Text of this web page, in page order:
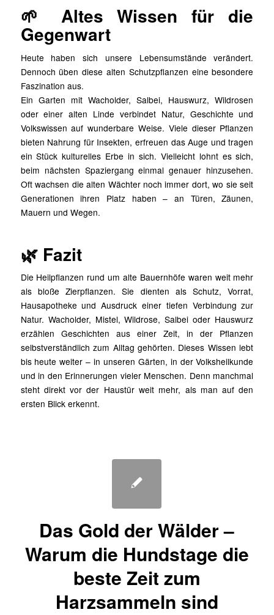
🌱 Altes Wissen für die
Gegenwart
Heute haben sich unsere Lebensumstände verändert.
Dennoch üben diese alten Schutzpflanzen eine besondere
Faszination aus.
Ein Garten mit Wacholder, Salbei, Hauswurz, Wildrosen
oder einer alten Linde verbindet Natur, Geschichte und
Volkswissen auf wunderbare Weise. Viele dieser Pflanzen
bieten Nahrung für Insekten, erfreuen das Auge und tragen
ein Stück kulturelles Erbe in sich. Vielleicht lohnt es sich,
beim nächsten Spaziergang einmal genauer hinzusehen.
Oft wachsen die alten Wächter noch immer dort, wo sie seit
Generationen ihren Platz haben – an Türen, Zäunen,
Mauern und Wegen.
🌿 Fazit
Die Heilpflanzen rund um alte Bauernhöfe waren weit mehr
als bloße Zierpflanzen. Sie dienten als Schutz, Vorrat,
Hausapotheke und Ausdruck einer tiefen Verbindung zur
Natur. Wacholder, Mistel, Wildrose, Salbei oder Hauswurz
erzählen Geschichten aus einer Zeit, in der Pflanzen
selbstverständlich zum Alltag gehörten. Dieses Wissen lebt
bis heute weiter – in unseren Gärten, in der Volksheilkunde
und in den Erinnerungen vieler Menschen. Denn manchmal
steht direkt vor der Haustür weit mehr, als man auf den
ersten Blick erkennt.
Das Gold der Wälder –
Warum die Hundstage die
beste Zeit zum
Harzsammeln sind